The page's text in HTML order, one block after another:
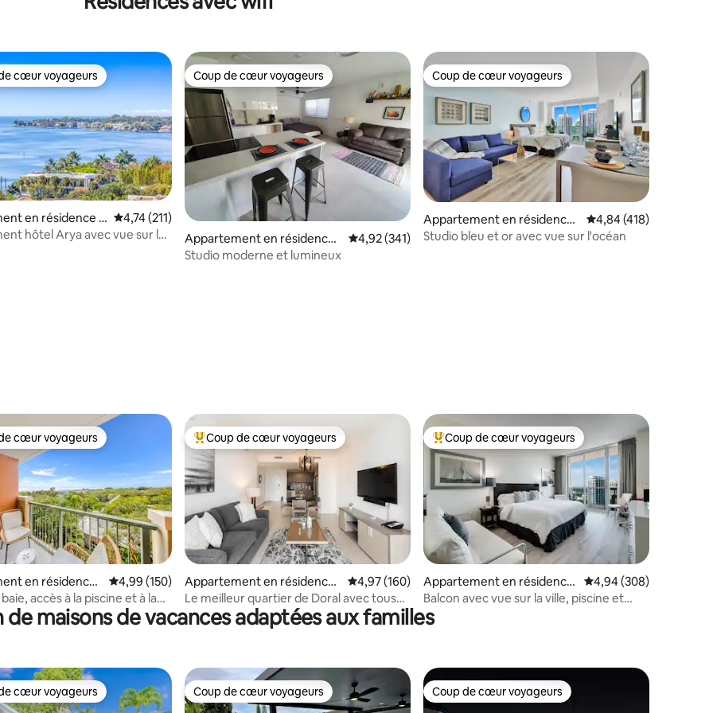
base de 129 commentaires : 4,94 sur 5
cœur voyageurs les plus appréciés
cœur voyageurs
en résidence ⋅
Évaluation moyenne sur la base de 211 commentaires : 4,74 sur 5
4,74 (211)
hôtel Arya avec vue sur le
Coup de cœur voyageurs
Coup de cœur voyageurs
Appartement en résidence ⋅
Palmetto Bay
Évaluation moyenne sur la base de 341 commentaires : 4,92 sur 5
4,92 (341)
Studio moderne et lumineux
Coup de cœur voyageurs
Coup de cœur voyageurs
Appartement en résidence ⋅
Miami
Évaluation moyenne
4,84 (418)
Studio bleu et or avec vue sur l'océan
base de 192 commentaires : 4,93 sur 5
cœur voyageurs les plus appréciés
cœur voyageurs
en résidence ⋅
Évaluation moyenne sur la base de 150 commentaires : 4,99 sur 5
4,99 (150)
accès à la piscine et à la
à Coconut Grove
Coups de cœur voyageurs les plus appréciés
Coup de cœur voyageurs
Appartement en résidence ⋅
Doral
Évaluation moyenne sur la base de 160 commentaires : 4,97 sur 5
4,97 (160)
Le meilleur quartier de Doral avec tous
les services !
Coups de cœur voyageurs les plus appréciés
Coup de cœur voyageurs
Appartement en résidence
⋅ Miami
Évaluation moyenne
4,94 (308)
Balcon avec vue sur la ville, piscine et
jacuzzi. Wi-Fi. Cuisine entièrement
équipée
de maisons de vacances adaptées aux familles
cœur voyageurs les plus appréciés
cœur voyageurs Coup de cœur voyageurs
Coup de cœur voyageurs Coup de cœur voyageurs
Coup de cœur voyageurs